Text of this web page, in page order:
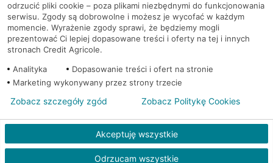
Dołącz do grona subskrybentów Newslettera i bądź
na bieżąco z nowościami i promocjami
Zapisz się
Redakcja Kontakt Regulamin
Ustawienia cookies
Polityka prywatności
© 2026 Credit Agricole Bank Polska S.A. Wszelkie prawa zastrzeżone
odrzucić pliki cookie – poza plikami niezbędnymi do funkcjonowania
serwisu. Zgody są dobrowolne i możesz je wycofać w każdym
momencie. Wyrażenie zgody sprawi, że będziemy mogli
prezentować Ci lepiej dopasowane treści i oferty na tej i innych
stronach Credit Agricole.
Analityka
Dopasowanie treści i ofert na stronie
Marketing wykonywany przez strony trzecie
Akceptuję wszystkie
Odrzucam wszystkie
Zobacz szczegóły zgód Zobacz Politykę Cookies